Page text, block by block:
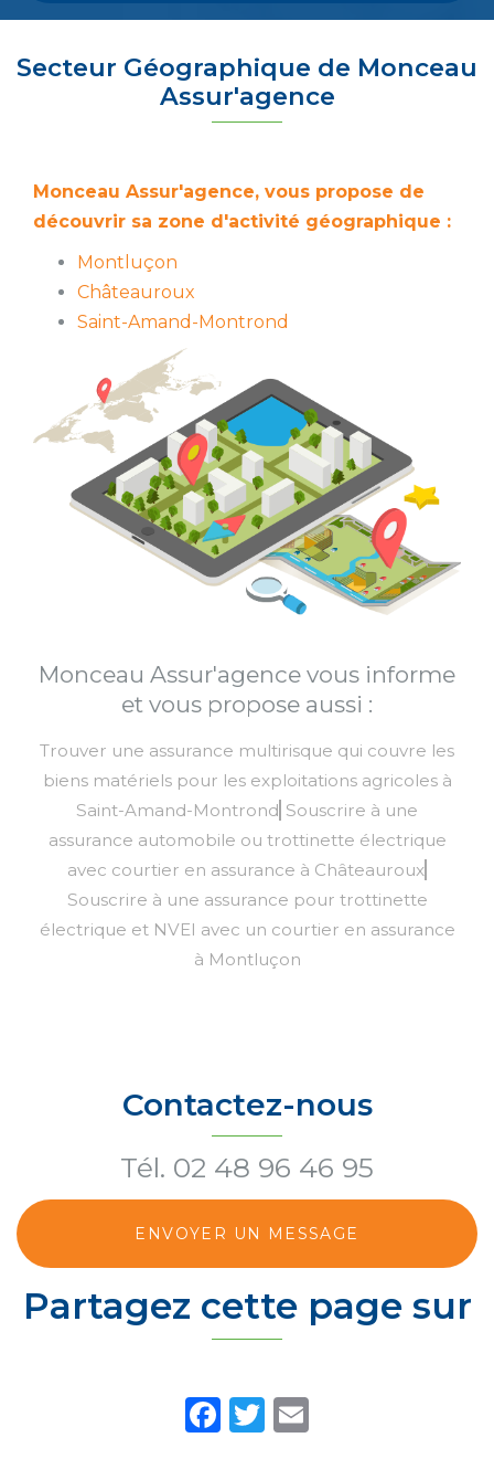
Secteur Géographique de Monceau
Assur'agence
Monceau Assur'agence, vous propose de
découvrir sa zone d'activité géographique :
Montluçon
Châteauroux
Saint-Amand-Montrond
Monceau Assur'agence vous informe
et vous propose aussi :
Trouver une assurance multirisque qui couvre les
biens matériels pour les exploitations agricoles à
Saint-Amand-Montrond Souscrire à une
assurance automobile ou trottinette électrique
avec courtier en assurance à Châteauroux
Souscrire à une assurance pour trottinette
électrique et NVEI avec un courtier en assurance
à Montluçon
Contactez-nous
Tél. 02 48 96 46 95
ENVOYER UN MESSAGE
Partagez cette page sur
Facebook
Twitter